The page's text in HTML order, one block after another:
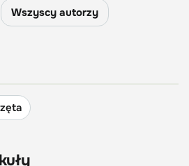
Wszyscy autorzy